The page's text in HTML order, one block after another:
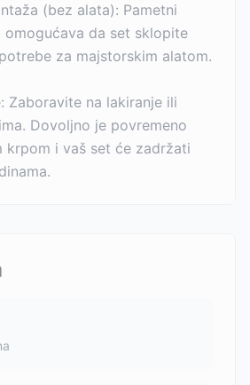
(bez alata): Pametni
omogućava da set sklopite
za majstorskim alatom.
Zaboravite na lakiranje ili
Dovoljno je povremeno
krpom i vaš set će zadržati